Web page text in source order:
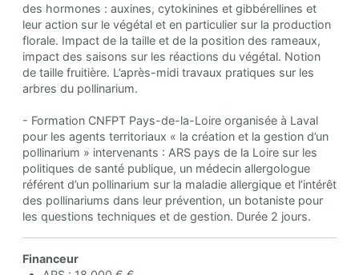
des hormones : auxines, cytokinines et gibbérellines et
leur action sur le végétal et en particulier sur la production
florale. Impact de la taille et de la position des rameaux,
impact des saisons sur les réactions du végétal. Notion
de taille fruitière. L’après-midi travaux pratiques sur les
arbres du pollinarium.
- Formation CNFPT Pays-de-la-Loire organisée à Laval
pour les agents territoriaux « la création et la gestion d’un
pollinarium » intervenants : ARS pays de la Loire sur les
politiques de santé publique, un médecin allergologue
référent d’un pollinarium sur la maladie allergique et l’intérêt
des pollinariums dans leur prévention, un botaniste pour
les questions techniques et de gestion. Durée 2 jours.
Financeur